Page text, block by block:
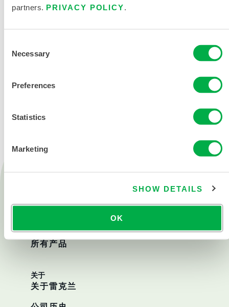
partners. PRIVACY POLICY.
Selection
Necessary
Preferences
Statistics
Marketing
SHOW DETAILS
OK
化学防护
所有产品
关于
关于雷克兰